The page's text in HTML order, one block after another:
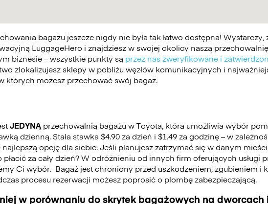
bagażu jeszcze nigdy nie była tak łatwo dostępna! Wystarczy,
LuggageHero i znajdziesz w swojej okolicy naszą
biznesie – wszystkie punkty są przez nas zweryfikowane i
zlokalizujesz sklepy w pobliżu węzłów komunikacyjnych i
których możesz przechować swój bagaż.
JEDYNĄ przechowalnią bagażu w Toyota, która umożliwia wybór
dzienną. Stała stawka $4.90 za dzień i $1.49 za godzinę – w
opcję dla siebie. Jeśli planujesz zatrzymać się w danym
za cały dzień? W odróżnieniu od innych firm oferujących usługi
Ci wybór. Bagaż jest chroniony przed uszkodzeniem, zgubieniem i
procesu rezerwacji możesz poprosić o plombę zabezpieczającą.
w porównaniu do skrytek bagażowych na dworcach